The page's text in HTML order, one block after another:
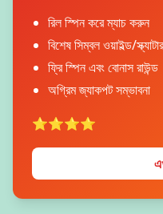
রিল স্পিন করে ম্যাচ করুন
বিশেষ সিম্বল ওয়াইল্ড/স্ক্যাটার
ফ্রি স্পিন এবং বোনাস রাউন্ড
অগ্রিম জ্যাকপট সম্ভাবনা
⭐⭐⭐⭐